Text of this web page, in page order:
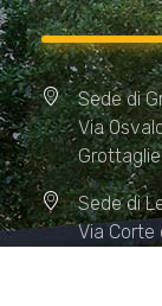
Sede di
Via
Grottaglie
Sede di
Via Corte